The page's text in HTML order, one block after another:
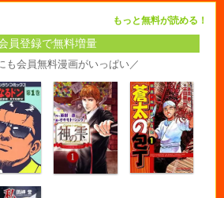
もっと無料が読める！
員登録で無料増量
も会員無料漫画がいっぱい／